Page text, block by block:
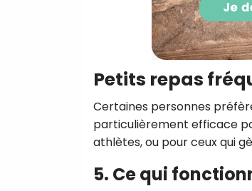
Petits repas
Certaines personnes
particulièrement efficace
athlètes, ou pour ceux qui
5. Ce qui